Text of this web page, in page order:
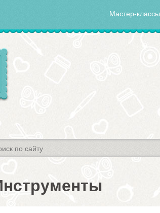
Мастер-классы